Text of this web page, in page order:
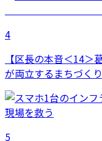
4
【区長の本音＜14
が両立するまちづくり
5